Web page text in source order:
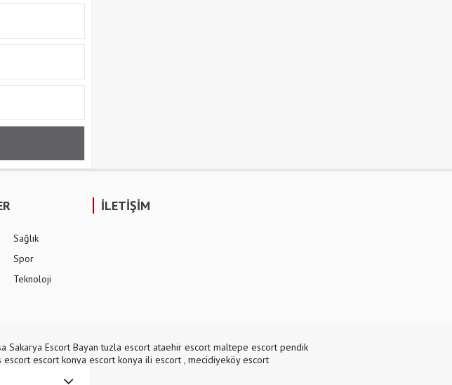
Sağlık
Spor
Teknoloji
İLETİŞİM
Sakarya Escort Bayan tuzla escort ataehir escort maltepe escort pendik
escort escort konya escort konya ili escort , mecidiyeköy escort